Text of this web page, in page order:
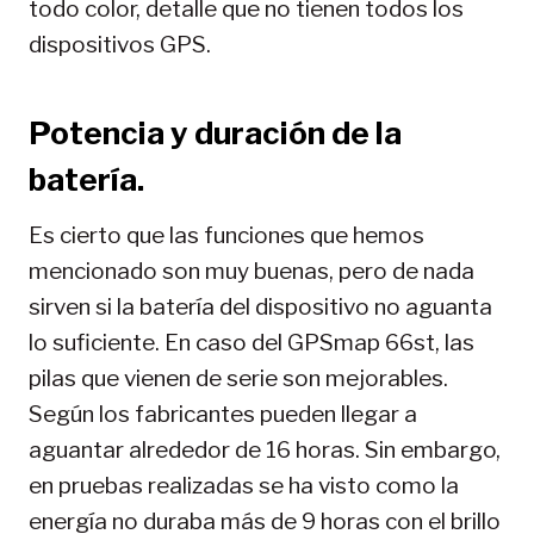
todo color, detalle que no tienen todos los
dispositivos GPS.
Potencia y duración de la
batería.
Es cierto que las funciones que hemos
mencionado son muy buenas, pero de nada
sirven si la batería del dispositivo no aguanta
lo suficiente. En caso del GPSmap 66st, las
pilas que vienen de serie son mejorables.
Según los fabricantes pueden llegar a
aguantar alrededor de 16 horas. Sin embargo,
en pruebas realizadas se ha visto como la
energía no duraba más de 9 horas con el brillo